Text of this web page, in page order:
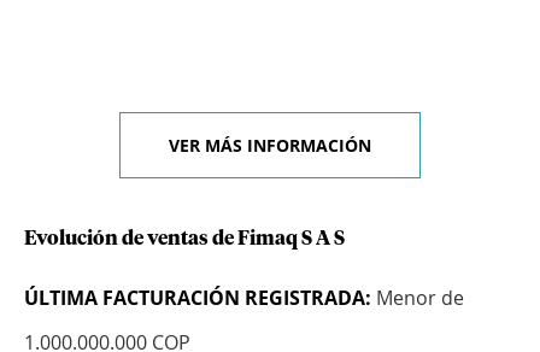
VER MÁS INFORMACIÓN
Evolución de ventas de Fimaq S A S
ÚLTIMA FACTURACIÓN REGISTRADA: Menor de
1.000.000.000 COP